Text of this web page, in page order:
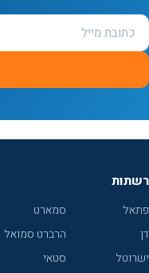
רשתות
פתאל
דן
ישרוטל
סמארט
הרברט סמואל
סטאי